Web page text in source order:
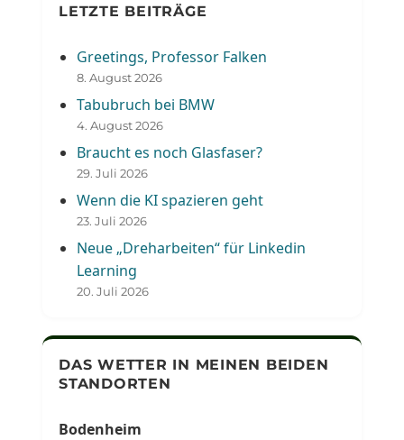
LETZTE BEITRÄGE
Greetings, Professor Falken
8. August 2026
Tabubruch bei BMW
4. August 2026
Braucht es noch Glasfaser?
29. Juli 2026
Wenn die KI spazieren geht
23. Juli 2026
Neue „Dreharbeiten“ für Linkedin
Learning
20. Juli 2026
DAS WETTER IN MEINEN BEIDEN
STANDORTEN
Bodenheim